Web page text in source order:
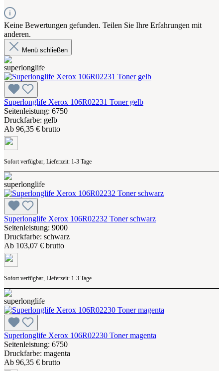
Keine Bewertungen gefunden. Teilen Sie Ihre Erfahrungen mit
anderen.
Menü schließen
Superlonglife Xerox 106R02231 Toner gelb
Seitenleistung: 6750
Druckfarbe: gelb
Ab 96,35 € brutto
Sofort verfügbar, Lieferzeit: 1-3 Tage
Superlonglife Xerox 106R02232 Toner schwarz
Seitenleistung: 9000
Druckfarbe: schwarz
Ab 103,07 € brutto
Sofort verfügbar, Lieferzeit: 1-3 Tage
Superlonglife Xerox 106R02230 Toner magenta
Seitenleistung: 6750
Druckfarbe: magenta
Ab 96,35 € brutto